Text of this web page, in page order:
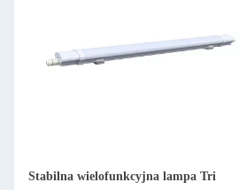
Stabilna wielofunkcyjna lampa Tri